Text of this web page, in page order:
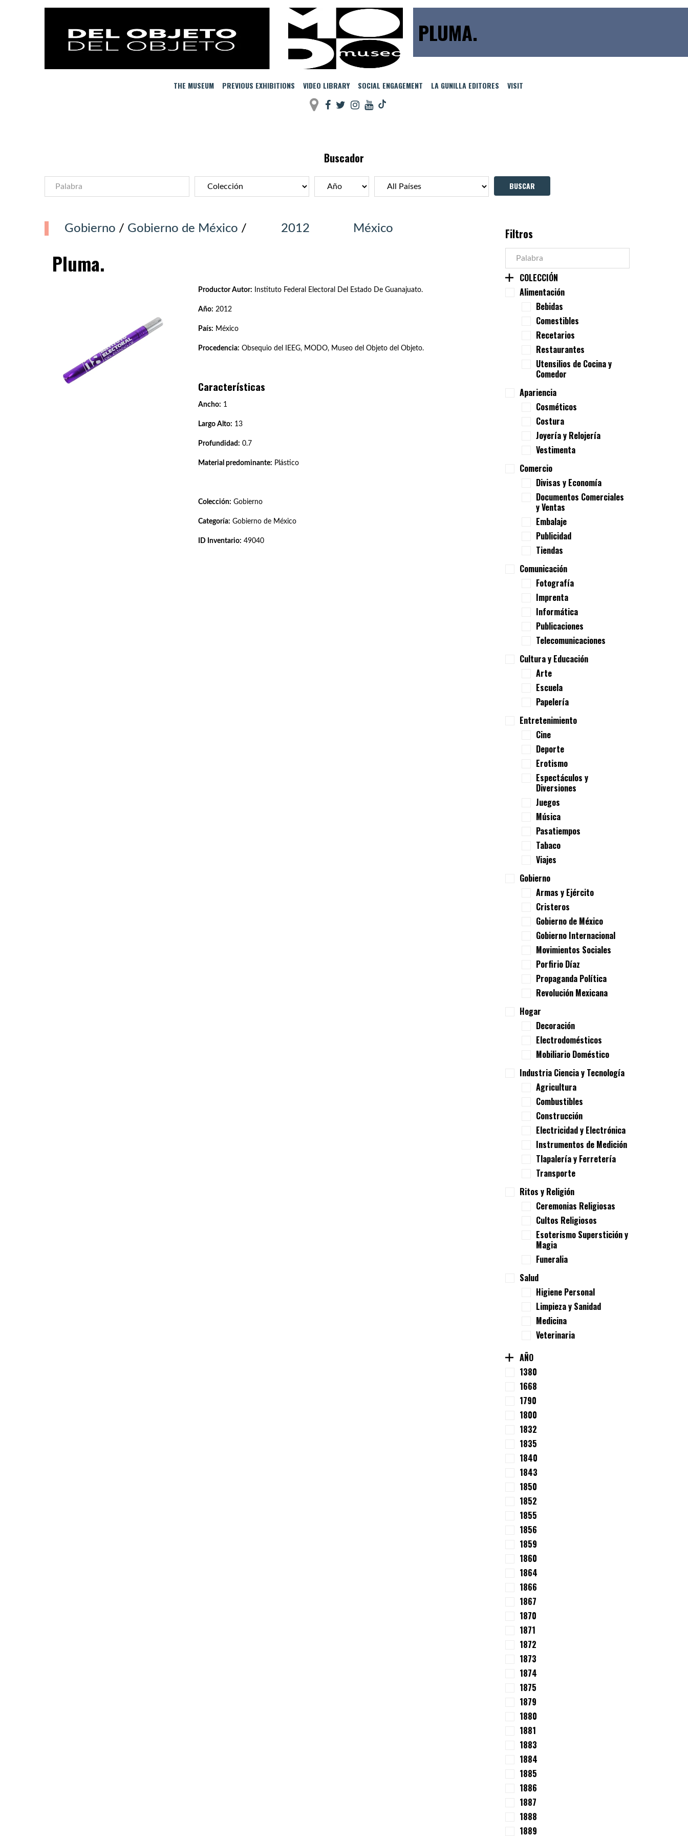
PLUMA.
THE MUSEUM PREVIOUS EXHIBITIONS VIDEO LIBRARY SOCIAL ENGAGEMENT LA GUNILLA EDITORES VISIT
Buscador
Gobierno / Gobierno de México / 2012 México
Pluma.
Productor Autor: Instituto Federal Electoral Del Estado De Guanajuato.
Año: 2012
País: México
Procedencia: Obsequio del IEEG, MODO, Museo del Objeto del Objeto.
Características
Ancho: 1
Largo Alto: 13
Profundidad: 0.7
Material predominante: Plástico
Colección: Gobierno
Categoría: Gobierno de México
ID Inventario: 49040
Filtros
COLECCIÓN
Alimentación
Bebidas
Comestibles
Recetarios
Restaurantes
Utensilios de Cocina y
Comedor
Apariencia
Cosméticos
Costura
Joyería y Relojería
Vestimenta
Comercio
Divisas y Economía
Documentos Comerciales
y Ventas
Embalaje
Publicidad
Tiendas
Comunicación
Fotografía
Imprenta
Informática
Publicaciones
Telecomunicaciones
Cultura y Educación
Arte
Escuela
Papelería
Entretenimiento
Cine
Deporte
Erotismo
Espectáculos y
Diversiones
Juegos
Música
Pasatiempos
Tabaco
Viajes
Gobierno
Armas y Ejército
Cristeros
Gobierno de México
Gobierno Internacional
Movimientos Sociales
Porfirio Díaz
Propaganda Política
Revolución Mexicana
Hogar
Decoración
Electrodomésticos
Mobiliario Doméstico
Industria Ciencia y Tecnología
Agricultura
Combustibles
Construcción
Electricidad y Electrónica
Instrumentos de Medición
Tlapalería y Ferretería
Transporte
Ritos y Religión
Ceremonias Religiosas
Cultos Religiosos
Esoterismo Superstición y
Magia
Funeralia
Salud
Higiene Personal
Limpieza y Sanidad
Medicina
Veterinaria
AÑO
1380
1668
1790
1800
1832
1835
1840
1843
1850
1852
1855
1856
1859
1860
1864
1866
1867
1870
1871
1872
1873
1874
1875
1879
1880
1881
1883
1884
1885
1886
1887
1888
1889